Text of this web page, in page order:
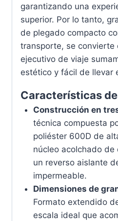
garantizando una
superior. Por lo tanto,
de plegado compacto
transporte, se convierte
ejecutivo de viaje
estético y fácil de llevar
Características
Construcción en
técnica compuesta
poliéster 600D de
núcleo acolchado de
un reverso aislante
impermeable.
Dimensiones de
Formato extendido
escala ideal que